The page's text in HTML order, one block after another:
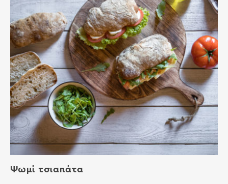
Ψωμί τσιαπάτα